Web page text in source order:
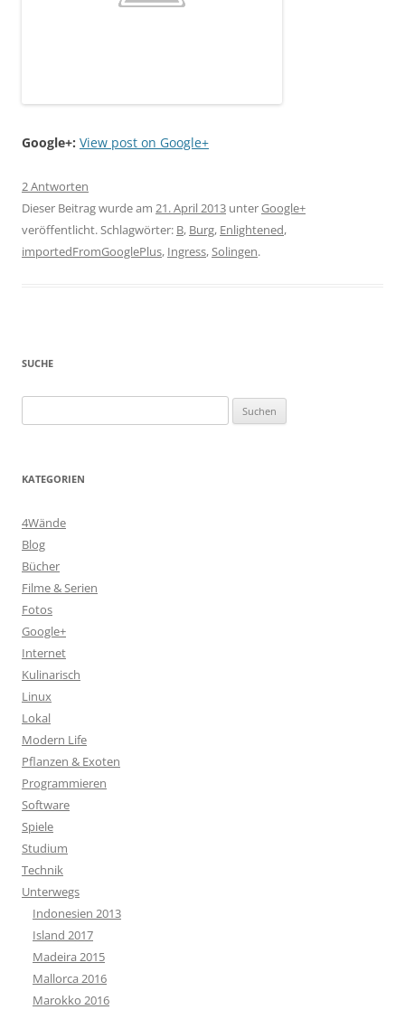
Google+: View post on Google+
2 Antworten
Dieser Beitrag wurde am 21. April 2013 unterGoogle+
veröffentlicht. Schlagwörter: B, Burg, Enlightened,
importedFromGooglePlus, Ingress,Solingen.
SUCHE
nach:
KATEGORIEN
4Wände
Blog
Bücher
Filme & Serien
Fotos
Google+
Internet
Kulinarisch
Linux
Lokal
Modern Life
Pflanzen & Exoten
Programmieren
Software
Spiele
Studium
Technik
Unterwegs
Indonesien 2013
Island 2017
Madeira 2015
Mallorca 2016
Marokko 2016